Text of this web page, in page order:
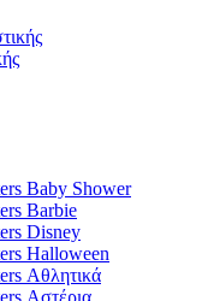
Baby Shower
Barbie
Disney
Halloween
Αθλητικά
Αστέρια